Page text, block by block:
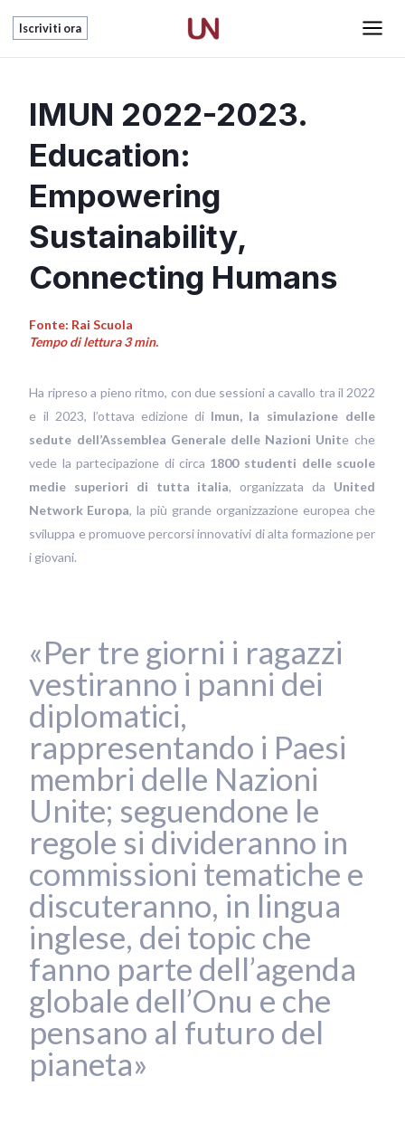
contenuto
Iscriviti ora
Main
IMUN 2022-2023.
Education:
Empowering
Sustainability,
Connecting Humans
Fonte: Rai Scuola
Tempo di lettura 3 min.
Ha ripreso a pieno ritmo, con due sessioni a cavallo tra il 2022
e il 2023, l’ottava edizione di Imun, la simulazione delle
sedute dell’Assemblea Generale delle Nazioni Unite che
vede la partecipazione di circa 1800 studenti delle scuole
medie superiori di tutta italia, organizzata da United
Network Europa, la più grande organizzazione europea che
sviluppa e promuove percorsi innovativi di alta formazione per
i giovani.
«Per tre giorni i ragazzi
vestiranno i panni dei
diplomatici,
rappresentando i Paesi
membri delle Nazioni
Unite; seguendone le
regole si divideranno in
commissioni tematiche e
discuteranno, in lingua
inglese, dei topic che
fanno parte dell’agenda
globale dell’Onu e che
pensano al futuro del
pianeta»